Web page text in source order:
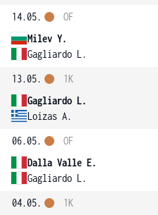
14.05.
Milev Y.
Gagliardo L.
OF
13.05.
Gagliardo L.
Loizas A.
1K
06.05.
Dalla Valle E.
Gagliardo L.
OF
04.05.
1K